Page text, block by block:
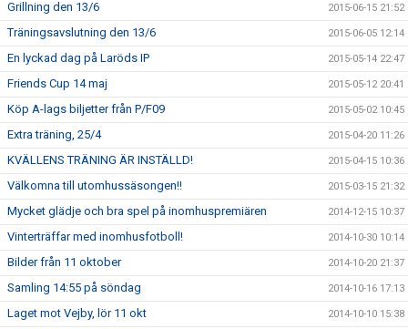
Grillning den 13/6 2015-06-15 21:52
Träningsavslutning den 13/6 2015-06-05 12:14
En lyckad dag på Laröds IP 2015-05-14 22:47
Friends Cup 14 maj 2015-05-12 20:41
Köp A-lags biljetter från P/F09 2015-05-02 10:45
Extra träning, 25/4 2015-04-20 11:26
KVÄLLENS TRÄNING ÄR INSTÄLLD! 2015-04-15 10:36
Välkomna till utomhussäsongen!! 2015-03-15 21:32
Mycket glädje och bra spel på inomhuspremiären 2014-12-15 10:37
Vinterträffar med inomhusfotboll! 2014-10-30 10:14
Bilder från 11 oktober 2014-10-20 21:37
Samling 14:55 på söndag 2014-10-16 17:13
Laget mot Vejby, lör 11 okt 2014-10-10 15:38